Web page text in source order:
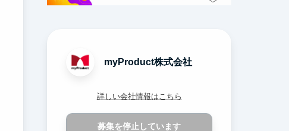
myProduct株式会社
詳しい会社情報はこちら
募集を停止しています